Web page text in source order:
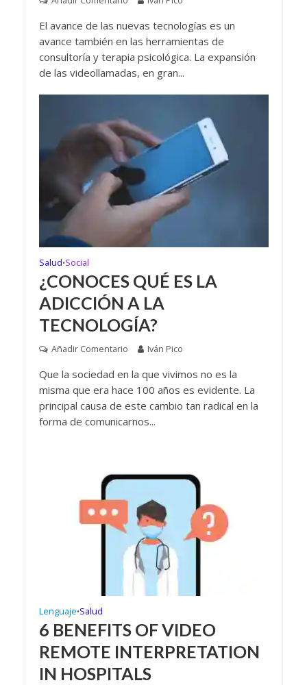
El avance de las nuevas tecnologías es un
avance también en las herramientas de
consultoría y terapia psicológica. La expansión
de las videollamadas, en gran...
Salud•Social
¿CONOCES QUÉ ES LA
ADICCIÓN A LA
TECNOLOGÍA?
Añadir Comentario Iván Pico
Que la sociedad en la que vivimos no es la
misma que era hace 100 años es evidente. La
principal causa de este cambio tan radical en la
forma de comunicarnos...
Lenguaje•Salud
6 BENEFITS OF VIDEO
REMOTE INTERPRETATION
IN HOSPITALS